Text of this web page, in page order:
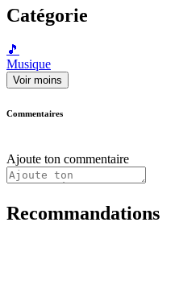
Catégorie
🎵
Musique
Voir moins
Commentaires
Ajoute ton commentaire
Recommandations